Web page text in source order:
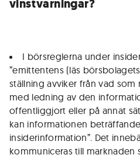
vinstvarningar?
I börsreglerna under
”emittentens (läs
ställning avviker från vad
med ledning av den
offentliggjort eller på annat
kan informationen
insiderinformation”. Det
kommuniceras till marknaden